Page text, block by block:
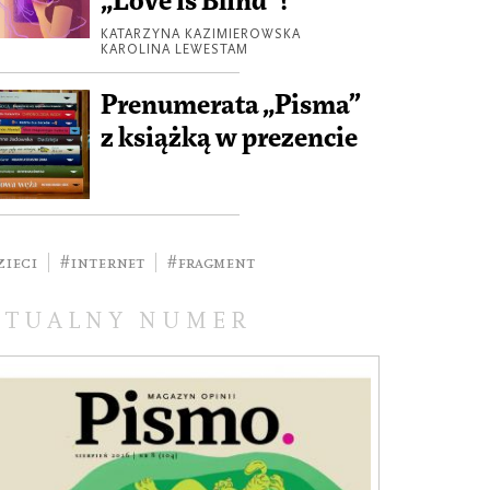
KATARZYNA KAZIMIEROWSKA
KAROLINA LEWESTAM
Prenumerata „Pisma”
z książką w prezencie
#internet #fragment
NUMER